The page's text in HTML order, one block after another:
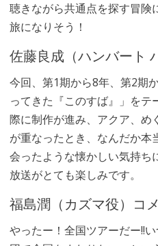
聴きながら共通点を探す冒険
旅になりそう！
佐藤良成（ハンバート
今回、第1期から8年、第2期
ってきた『このすば』」を
際に制作が進み、アクア、め
が重なったとき、なんだか本
会ったような懐かしい気持ち
放送がとても楽しみです。
福島潤（カズマ役）コ
やったー！全国ツアーだー!!